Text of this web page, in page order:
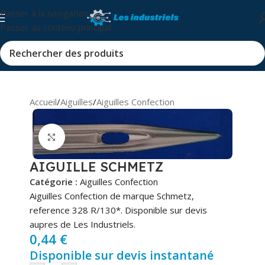
Passer à la navigation
Passer au contenu principal
Accueil/Aiguilles/Aiguilles Confection
Cliquez pour agrandir
AIGUILLE SCHMETZ
Catégorie : Aiguilles Confection
Aiguilles Confection de marque Schmetz,
reference 328 R/130*. Disponible sur devis
aupres de Les Industriels.
0,44 €
Disponible sur devis instantané